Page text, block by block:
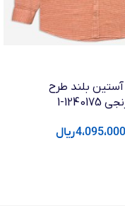
بلند طرح
1
4،095،000ریال